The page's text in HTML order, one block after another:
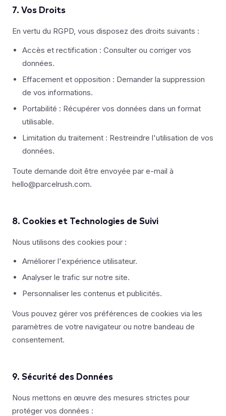
7. Vos Droits
En vertu du RGPD, vous disposez des droits suivants :
Accès et rectification : Consulter ou corriger vos
données.
Effacement et opposition : Demander la suppression
de vos informations.
Portabilité : Récupérer vos données dans un format
utilisable.
Limitation du traitement : Restreindre l'utilisation de vos
données.
Toute demande doit être envoyée par e-mail à
hello@parcelrush.com.
8. Cookies et Technologies de Suivi
Nous utilisons des cookies pour :
Améliorer l'expérience utilisateur.
Analyser le trafic sur notre site.
Personnaliser les contenus et publicités.
Vous pouvez gérer vos préférences de cookies via les
paramètres de votre navigateur ou notre bandeau de
consentement.
9. Sécurité des Données
Nous mettons en œuvre des mesures strictes pour
protéger vos données :